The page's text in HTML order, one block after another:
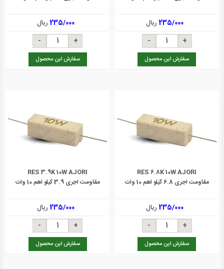
235/000ریال
سفارش این محصول
235/000ریال
سفارش این محصول
RES 6.8K 10W AJORI
مقاومت اجری 6.8 کیلو اهم 10 وات
235/000ریال
سفارش این محصول
RES 3.9K 10W AJORI
مقاومت اجری 3.9 کیلو اهم 10 وات
235/000ریال
سفارش این محصول